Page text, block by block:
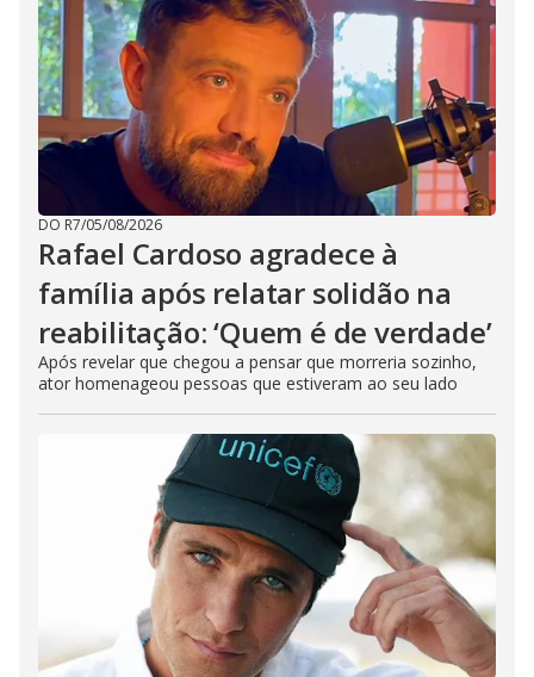
DO R7/05/08/2026
Rafael Cardoso agradece à
família após relatar solidão na
reabilitação: ‘Quem é de verdade’
Após revelar que chegou a pensar que morreria sozinho,
ator homenageou pessoas que estiveram ao seu lado